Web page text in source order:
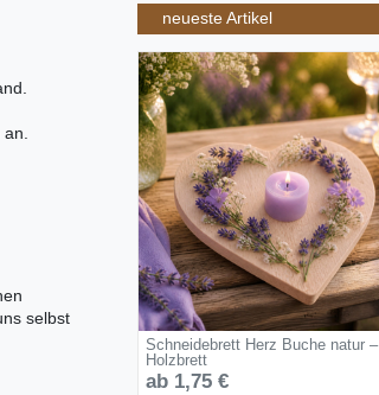
selbst
neueste Artikel
Schneidebrett Herz Buche natur –
Holzbrett
ab 1,75 €